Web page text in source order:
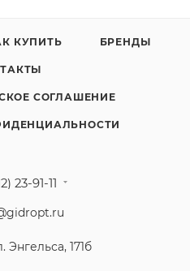
КУПИТЬ БРЕНДЫ
СОГЛАШЕНИЕ
23-91-11
Энгельса, 171б